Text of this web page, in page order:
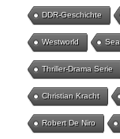
DDR-Geschichte
Westworld
Thriller-Drama Serie
Christian Kracht
Robert De Niro